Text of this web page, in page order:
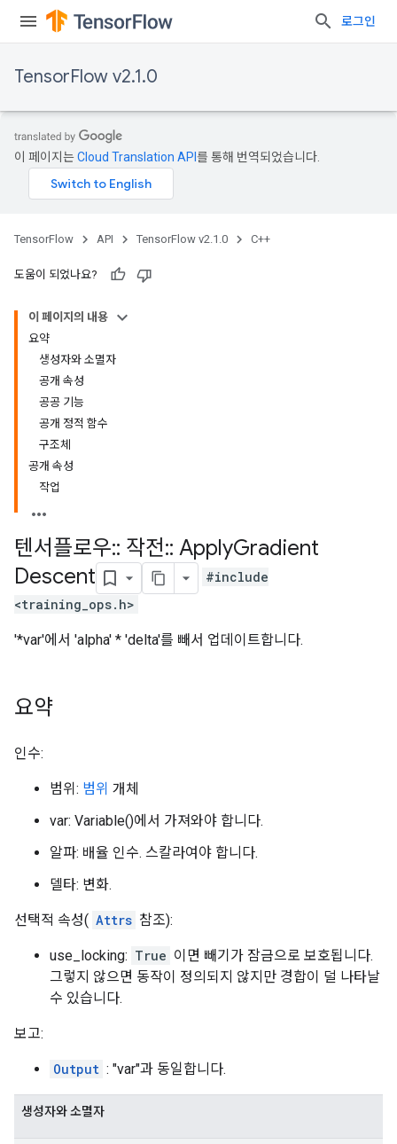
로그인
TensorFlow v2.1.0
이 페이지는Cloud Translation API 를 통해 번역되었습니다.
TensorFlow API TensorFlow v2.1.0 C++
도움이 되었나요?
이 페이지의 내용
요약
생성자와 소멸자
공개 속성
공공 기능
공개 정적 함수
구조체
공개 속성
작업
텐서플로우:: 작전:: ApplyGradient
Descent
#include
<training_ops.h>
'*var'에서 'alpha' * 'delta'를 빼서 업데이트합니다.
요약
인수:
범위: 범위 개체
var: Variable()에서 가져와야 합니다.
알파: 배율 인수. 스칼라여야 합니다.
델타: 변화.
선택적 속성( Attrs 참조):
use_locking: True 이면 빼기가 잠금으로 보호됩니다.
그렇지 않으면 동작이 정의되지 않지만 경합이 덜 나타날
수 있습니다.
보고:
Output : "var"과 동일합니다.
생성자와 소멸자